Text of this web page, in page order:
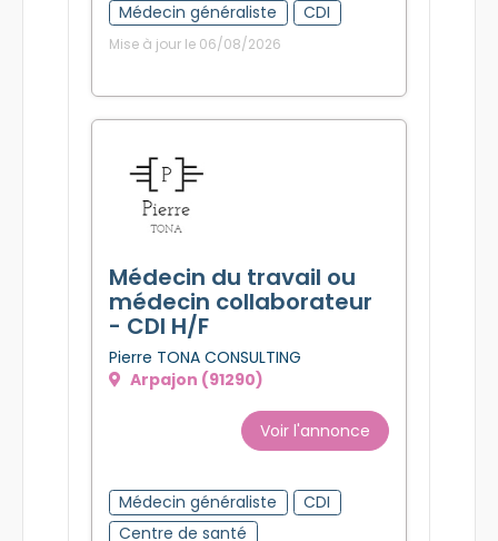
Médecin généraliste CDI
Mise à jour le 06/08/2026
Médecin du travail ou
médecin collaborateur
- CDI H/F
Pierre TONA CONSULTING
Arpajon (91290)
Voir l'annonce
Médecin généraliste
CDI
Centre de santé